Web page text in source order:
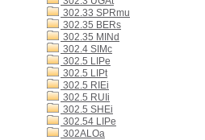
302.33 SPRmu
302.35 BERs
302.35 MINd
302.4 SIMc
302.5 LIPe
302.5 LIPt
302.5 RIEi
302.5 RUIi
302.5 SHEi
302.54 LIPe
302ALOa